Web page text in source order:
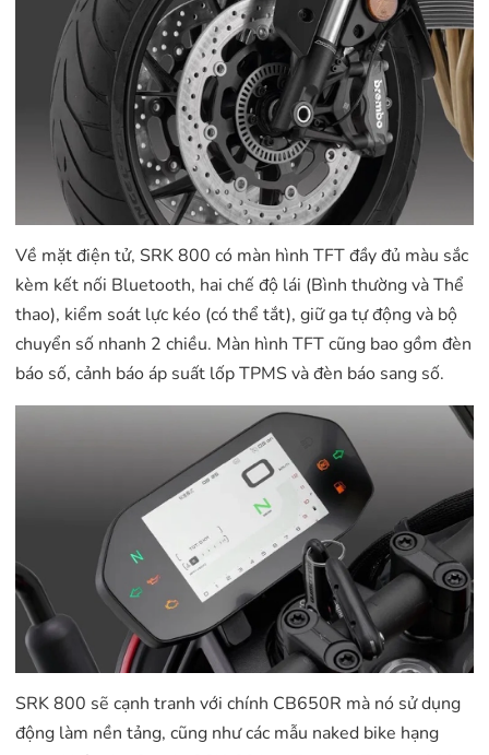
Về mặt điện tử, SRK 800 có màn hình TFT đầy đủ màu sắc
kèm kết nối Bluetooth, hai chế độ lái (Bình thường và Thể
thao), kiểm soát lực kéo (có thể tắt), giữ ga tự động và bộ
chuyển số nhanh 2 chiều. Màn hình TFT cũng bao gồm đèn
báo số, cảnh báo áp suất lốp TPMS và đèn báo sang số.
SRK 800 sẽ cạnh tranh với chính CB650R mà nó sử dụng
động làm nền tảng, cũng như các mẫu naked bike hạng